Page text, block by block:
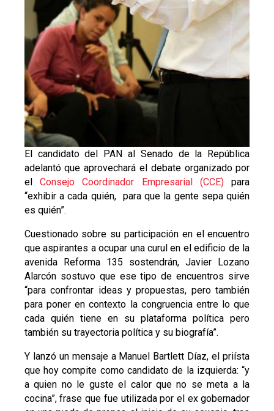
El candidato del PAN al Senado de la República
adelantó que aprovechará el debate organizado por
elConsejo Coordinador Empresarial (CCE) para
“exhibir a cada quién, para que la gente sepa quién
es quién”.
Cuestionado sobre su participación en el encuentro
que aspirantes a ocupar una curul en el edificio de la
avenida Reforma 135 sostendrán, Javier Lozano
Alarcón sostuvo que ese tipo de encuentros sirve
“para confrontar ideas y propuestas, pero también
para poner en contexto la congruencia entre lo que
cada quién tiene en su plataforma política pero
también su trayectoria política y su biografía”.
Y lanzó un mensaje a Manuel Bartlett Díaz, el priísta
que hoy compite como candidato de la izquierda: “y
a quien no le guste el calor que no se meta a la
cocina”, frase que fue utilizada por el ex gobernador